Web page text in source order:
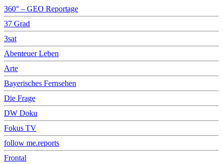
360° – GEO Reportage
37 Grad
3sat
Abenteuer Leben
Arte
Bayerisches Fernsehen
Die Frage
DW Doku
Fokus TV
follow me.reports
Frontal